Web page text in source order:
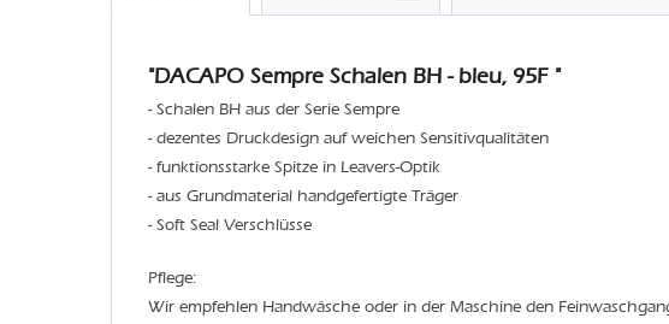
"DACAPO Sempre Schalen BH - bleu, 95F "
- Schalen BH aus der Serie Sempre
- dezentes Druckdesign auf weichen Sensitivqualitäten
- funktionsstarke Spitze in Leavers-Optik
- aus Grundmaterial handgefertigte Träger
- Soft Seal Verschlüsse
Pflege:
Wir empfehlen Handwäsche oder in der Maschine den